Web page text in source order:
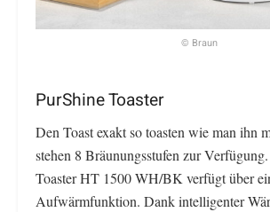
© Braun
PurShine Toaster
Den Toast exakt so toasten wie man ihn
stehen 8 Bräunungsstufen zur
Toaster HT 1500 WH/BK verfügt über
Aufwärmfunktion. Dank intelligenter